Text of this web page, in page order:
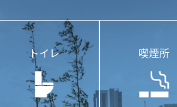
トイレ 喫煙所